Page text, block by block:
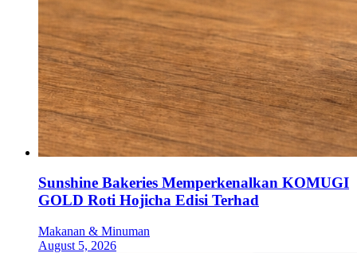
Sunshine Bakeries Memperkenalkan KOMUGI
GOLD Roti Hojicha Edisi Terhad
Makanan & Minuman
August 5, 2026